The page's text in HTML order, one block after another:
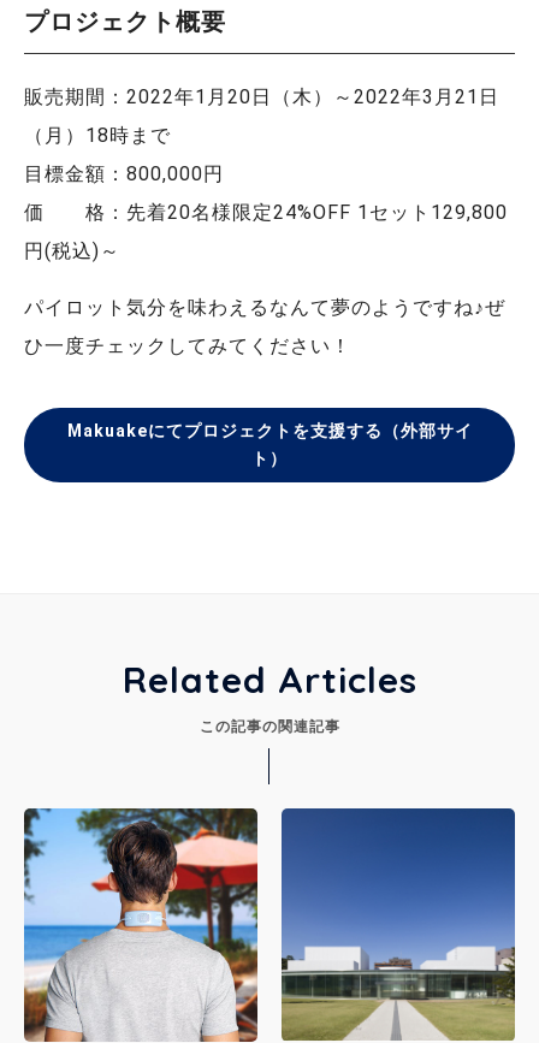
プロジェクト概要
販売期間：2022年1月20日（木）～2022年3月21日
（月）18時まで
目標金額：800,000円
価 格：先着20名様限定24%OFF 1セット129,800
円(税込)～
パイロット気分を味わえるなんて夢のようですね♪ぜ
ひ一度チェックしてみてください！
Makuakeにてプロジェクトを支援する（外部サイ
ト）
Related Articles
この記事の関連記事